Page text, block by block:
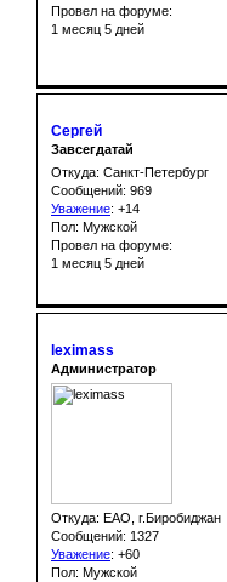
Провел на форуме:
1 месяц 5 дней
Сергей
Завсегдатай
Откуда: Санкт-Петербург
Сообщений: 969
Уважение: +14
Пол: Мужской
Провел на форуме:
1 месяц 5 дней
leximass
Администратор
Откуда: ЕАО, г.Биробиджан
Сообщений: 1327
Уважение: +60
Пол: Мужской